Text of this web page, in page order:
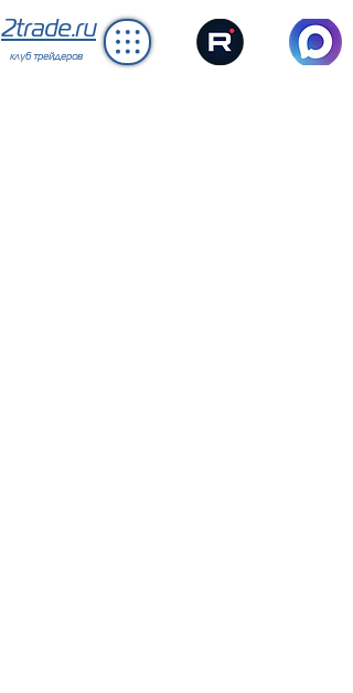
2trade.ru
клуб трейдеров